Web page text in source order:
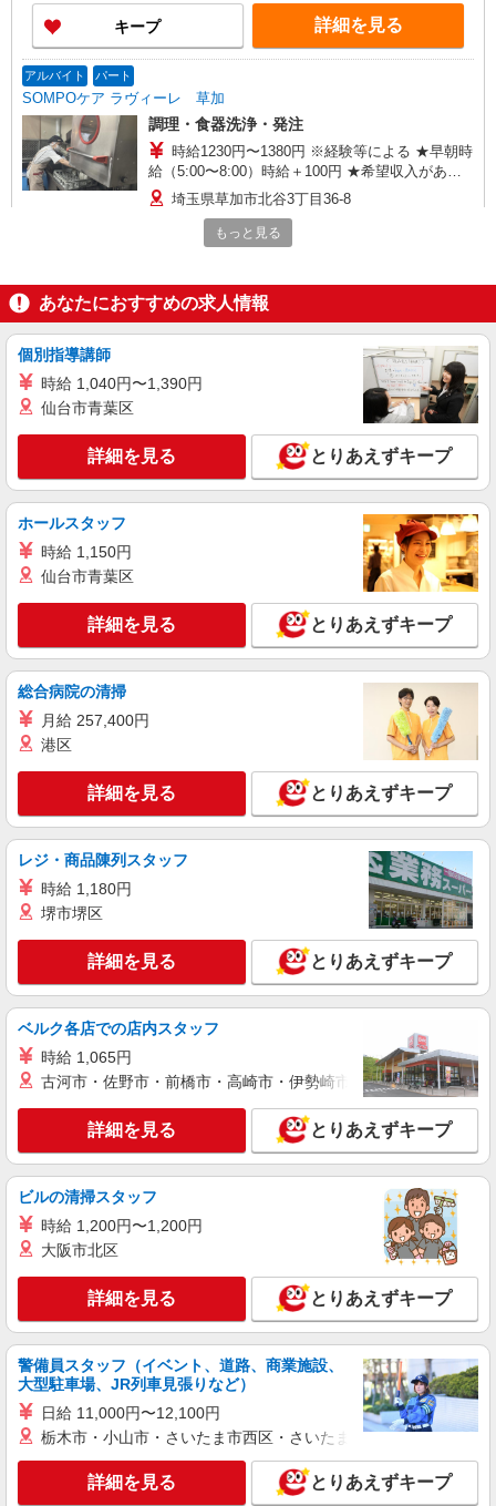
キープ 詳細を見る
アルバイト パート
SOMPOケア ラヴィーレ 草加
調理・食器洗浄・発注
時給1230円〜1380円 ※経験等による ★早朝時
給（5:00〜8:00）時給＋100円 ★希望収入があり
ましたら、ご相談いただければ希望条件に合うか
の確認もいたします。 ★時間外手当別途支給 ★上
記金額は働きがい向上手当を含みます。 ★働きが
い向上手当※26年6月改定（地域により異なる）
埼玉県草加市北谷3丁目36-8
アルバイト パート
株式会社HITOWA フードサービスカンパニー
福祉施設での調理補助【アルバイト・パート】
時給1,200円以上 ※経験によりスタート時給は
変動します。 ※AP評価制度：あり 年1回の評価
により時給を見直します。 ※アルバイト賞与（寸
志）：あり 年2回。勤続年数により金額UP。
ALSOKケアホーム草加谷塚 （埼玉県草加市谷
キープ 詳細を見る
アルバイト
ジョリーパスタ 草加市立病院前店
時給1200円 ※22:00以降は時給1500円 ※高校
生時給1160円 ※労働組合費あり（基本時給×月間
時間数×1.8％） ■土日・祝手当 土日・祝は時給＋
50円
埼玉県草加市草加三丁目5番6号
キープ 詳細を見る
株式会社HITOWA フードサービスカンパニー
福祉施設での調理員【アルバイト・パート】
時給1,300円以上 ※経験によりスタート時給は
変動します。 ※AP評価制度：あり 年1回の評価
により時給を見直します。 ※アルバイト賞与（寸
志）：あり 年2回。勤続年数により金額UP。
ALSOKケアホーム草加谷塚 （埼玉県草加市谷
キープ 詳細を見る
アルバイト パート
すき家 草加松江店
すき家の店舗スタッフ（接客・調理・清掃な
ど）
埼玉県草加市松江3-7-5
キープ 詳細を見る
アルバイト パート
株式会社HITOWA フードサービスカンパニー
福祉施設での調理補助【アルバイト・パート】
時給1,200円以上 ※経験によりスタート時給は
変動します。 ※AP評価制度：あり 年1回の評価
により時給を見直します。 ※アルバイト賞与（寸
志）：あり 年2回。勤続年数により金額UP。
ALSOKケアホーム草加谷塚 （埼玉県草加市谷
塚町1943-1）
キープ 詳細を見る
パート
ピザハット 草加店
もっと見る
あなたにおすすめの求人情報
個別指導講師
時給 1,040円〜1,390円
仙台市青葉区
詳細を見る とりあえずキープ
ホールスタッフ
時給 1,150円
仙台市青葉区
詳細を見る とりあえずキープ
総合病院の清掃
月給 257,400円
港区
詳細を見る とりあえずキープ
レジ・商品陳列スタッフ
時給 1,180円
堺市堺区
詳細を見る とりあえずキープ
ベルク各店での店内スタッフ
時給 1,065円
古河市・佐野市・前橋市・高崎市・伊勢崎市・太田市・館林市
詳細を見る とりあえずキープ
ビルの清掃スタッフ
時給 1,200円〜1,200円
大阪市北区
詳細を見る とりあえずキープ
警備員スタッフ（イベント、道路、商業施設、
大型駐車場、JR列車見張りなど）
日給 11,000円〜12,100円
栃木市・小山市・さいたま市西区・さいたま市岩槻区・久喜市・
詳細を見る とりあえずキープ